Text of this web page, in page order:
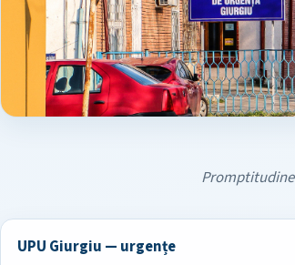
UPU Giurgiu — urgențe